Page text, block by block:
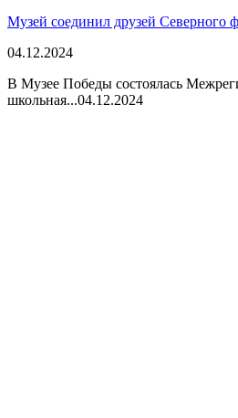
Музей соединил друзей Северного
04.12.2024
В Музее Победы состоялась
школьная...04.12.2024